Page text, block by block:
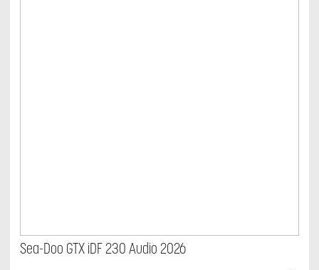
Sea-Doo GTX iDF 230 Audio 2026